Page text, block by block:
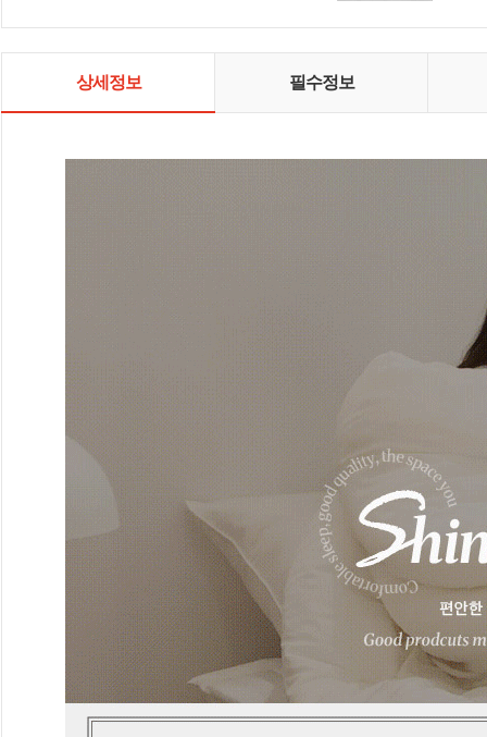
상세정보 필수정보